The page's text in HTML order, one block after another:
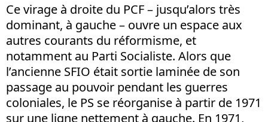
Ce virage à droite du PCF – jusqu’alors très
dominant, à gauche – ouvre un espace aux
autres courants du réformisme, et
notamment au Parti Socialiste. Alors que
l’ancienne SFIO était sortie laminée de son
passage au pouvoir pendant les guerres
coloniales, le PS se réorganise à partir de 1971
sur une ligne nettement à gauche. En 1971,